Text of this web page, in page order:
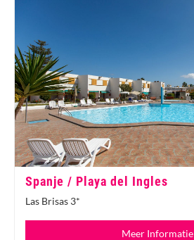
Spanje / Playa del Ingles
Las Brisas 3*
Meer Informatie